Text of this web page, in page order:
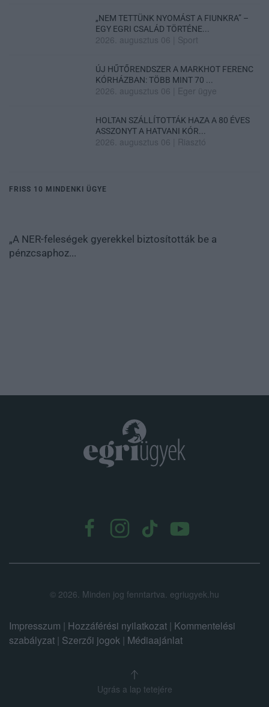
„NEM TETTÜNK NYOMÁST A FIUNKRA” –
EGY EGRI CSALÁD TÖRTÉNE...
2026. augusztus 06 Sport
ÚJ HŰTŐRENDSZER A MARKHOT FERENC
KÓRHÁZBAN: TÖBB MINT 70 ...
2026. augusztus 06 Eger ügye
HOLTAN SZÁLLÍTOTTÁK HAZA A 80 ÉVES
ASSZONYT A HATVANI KÓR...
2026. augusztus 06 Riasztó
FRISS 10 MINDENKI ÜGYE
„A NER-feleségek gyerekkel biztosították be a
pénzcsaphoz...
© 2026. Minden jog fenntartva. egriugyek.hu
Impresszum | Hozzáférési nyilatkozat | Kommentelési
szabályzat | Szerzői jogok | Médiaajánlat
Ugrás a lap tetejére